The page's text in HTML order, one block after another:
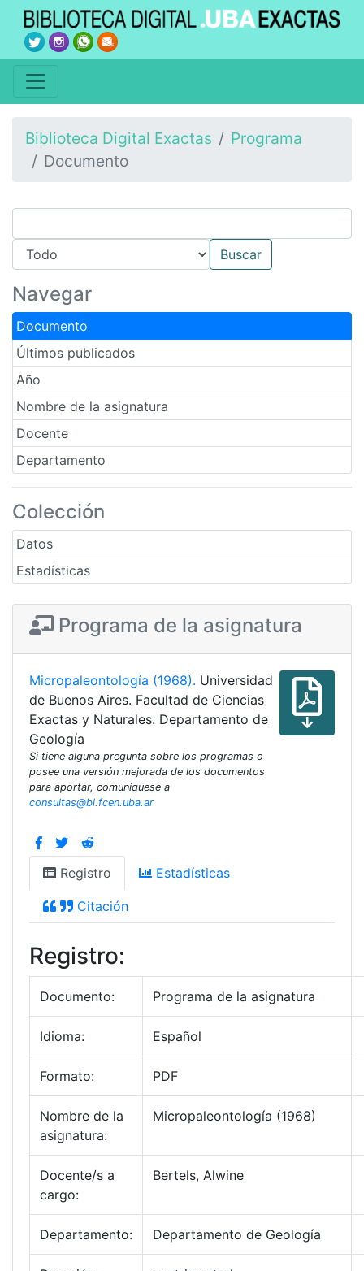
Biblioteca Digital Exactas
Programa
Documento
Navegar
Documento
Últimos publicados
Año
Nombre de la asignatura
Docente
Departamento
Colección
Datos
Estadísticas
Programa de la asignatura
Micropaleontología (1968). Universidad
de Buenos Aires. Facultad de Ciencias
Exactas y Naturales. Departamento de
Geología
Si tiene alguna pregunta sobre los programas o
posee una versión mejorada de los documentos
para aportar, comuníquese a
consultas@bl.fcen.uba.ar
Registro Estadísticas
Citación
Registro:
Documento: Programa de la asignatura
Idioma: Español
Formato: PDF
Nombre de la
asignatura:
Micropaleontología (1968)
Docente/s a
cargo:
Bertels, Alwine
Departamento: Departamento de Geología